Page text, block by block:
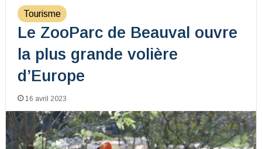
Tourisme
Le ZooParc de Beauval ouvre
la plus grande volière
d’Europe
16 avril 2023